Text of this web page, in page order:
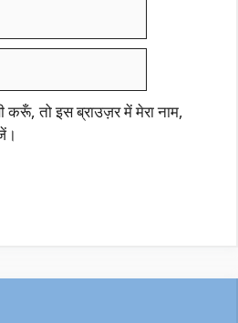
करूँ, तो इस ब्राउज़र में मेरा नाम,